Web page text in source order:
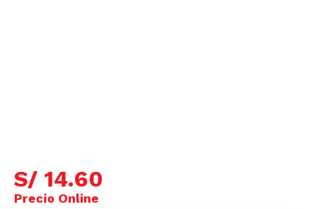
S/ 14.60